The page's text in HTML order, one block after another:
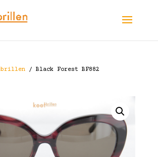
/ Black Forest BF882